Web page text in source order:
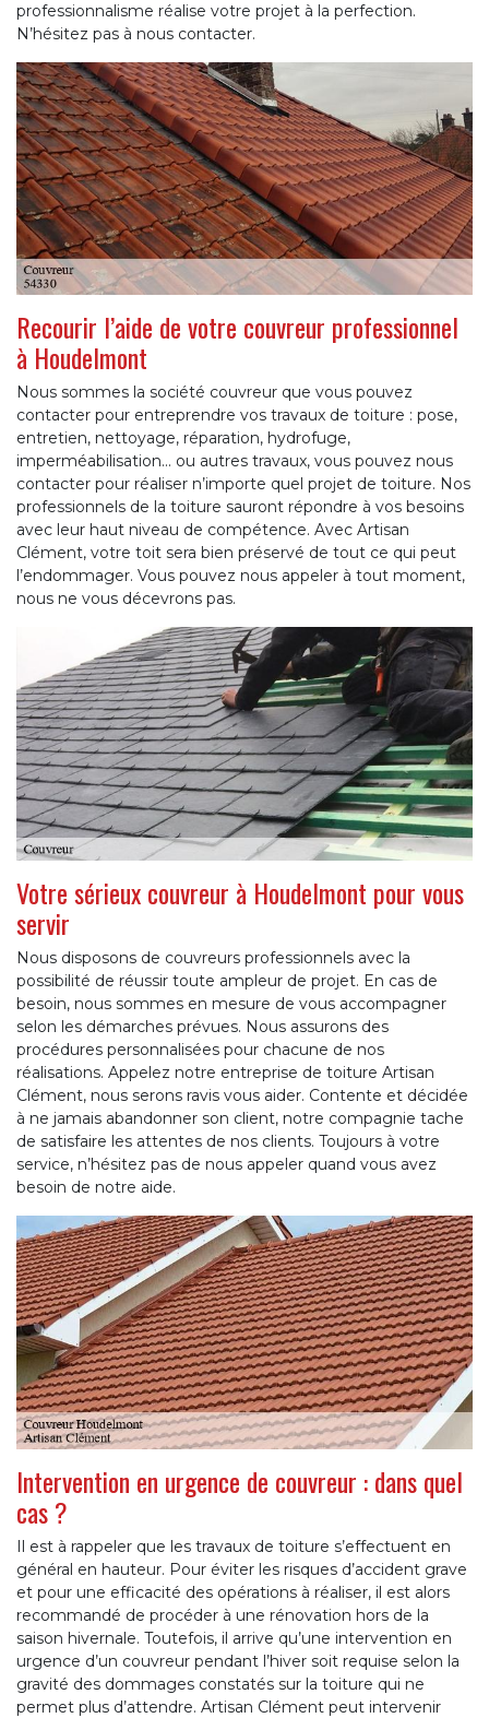
professionnalisme réalise votre projet à la perfection.
N’hésitez pas à nous contacter.
Recourir l’aide de votre couvreur professionnel
à Houdelmont
Nous sommes la société couvreur que vous pouvez
contacter pour entreprendre vos travaux de toiture : pose,
entretien, nettoyage, réparation, hydrofuge,
imperméabilisation... ou autres travaux, vous pouvez nous
contacter pour réaliser n’importe quel projet de toiture. Nos
professionnels de la toiture sauront répondre à vos besoins
avec leur haut niveau de compétence. Avec Artisan
Clément, votre toit sera bien préservé de tout ce qui peut
l’endommager. Vous pouvez nous appeler à tout moment,
nous ne vous décevrons pas.
Votre sérieux couvreur à Houdelmont pour vous
servir
Nous disposons de couvreurs professionnels avec la
possibilité de réussir toute ampleur de projet. En cas de
besoin, nous sommes en mesure de vous accompagner
selon les démarches prévues. Nous assurons des
procédures personnalisées pour chacune de nos
réalisations. Appelez notre entreprise de toiture Artisan
Clément, nous serons ravis vous aider. Contente et décidée
à ne jamais abandonner son client, notre compagnie tache
de satisfaire les attentes de nos clients. Toujours à votre
service, n’hésitez pas de nous appeler quand vous avez
besoin de notre aide.
Intervention en urgence de couvreur : dans quel
cas ?
Il est à rappeler que les travaux de toiture s’effectuent en
général en hauteur. Pour éviter les risques d’accident grave
et pour une efficacité des opérations à réaliser, il est alors
recommandé de procéder à une rénovation hors de la
saison hivernale. Toutefois, il arrive qu’une intervention en
urgence d’un couvreur pendant l’hiver soit requise selon la
gravité des dommages constatés sur la toiture qui ne
permet plus d’attendre. Artisan Clément peut intervenir